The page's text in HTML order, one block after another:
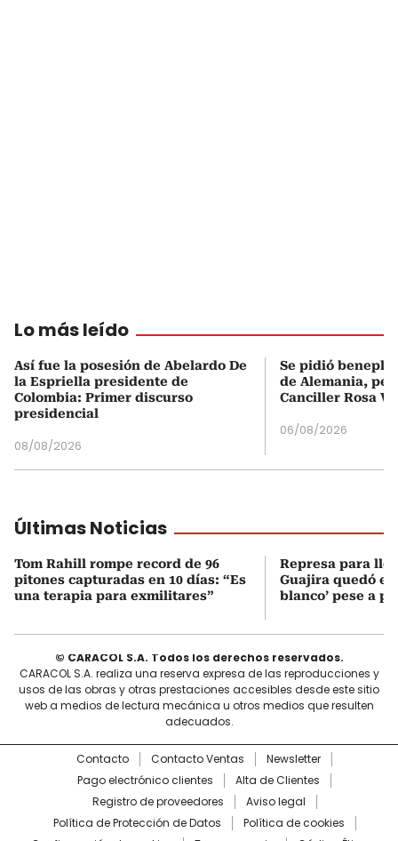
Lo más leído
Así fue la posesión de Abelardo De
la Espriella presidente de
Colombia: Primer discurso
presidencial
08/08/2026
Se pidió
de Alemania,
Canciller Rosa
06/08/2026
Últimas Noticias
Tom Rahill rompe record de 96
pitones capturadas en 10 días: “Es
una terapia para exmilitares”
Represa para
Guajira quedó en
blanco’ pese a
© CARACOL S.A. Todos los derechos reservados.
CARACOL S.A. realiza una reserva expresa de las reproducciones y
usos de las obras y otras prestaciones accesibles desde este sitio
web a medios de lectura mecánica u otros medios que resulten
adecuados.
Contacto Contacto Ventas
Newsletter
Pago electrónico clientes
Alta de Clientes
Registro de proveedores
Aviso legal
Política de Protección de Datos
Política de cookies